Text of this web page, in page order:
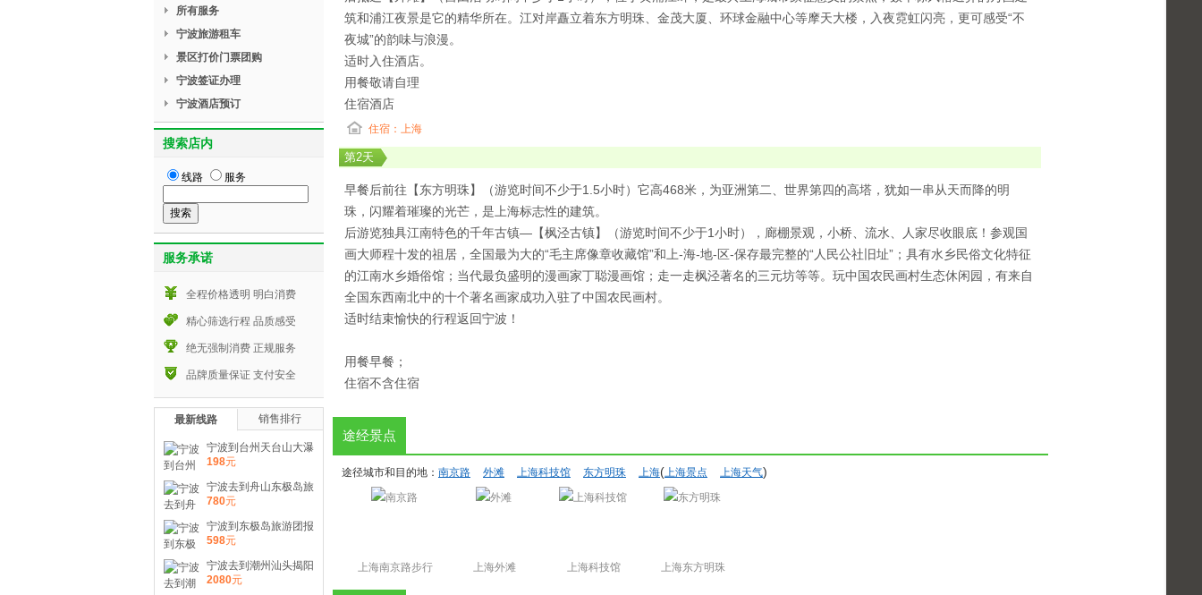
筑和浦江夜景是它的精华所在。江对岸矗立着东方明珠、金茂大厦、环球金融中心等摩天大楼，入夜霓虹闪亮，更可感受“不
夜城”的韵味与浪漫。
适时入住酒店。
用餐敬请自理
住宿酒店
住宿：上海
第2天
早餐后前往【东方明珠】（游览时间不少于1.5小时）它高468米，为亚洲第二、世界第四的高塔，犹如一串从天而降的明
珠，闪耀着璀璨的光芒，是上海标志性的建筑。
后游览独具江南特色的千年古镇—【枫泾古镇】（游览时间不少于1小时），廊棚景观，小桥、流水、人家尽收眼底！参观国
画大师程十发的祖居，全国最为大的“毛主席像章收藏馆”和上-海-地-区-保存最完整的“人民公社旧址”；具有水乡民俗文化特征
的江南水乡婚俗馆；当代最负盛明的漫画家丁聪漫画馆；走一走枫泾著名的三元坊等等。玩中国农民画村生态休闲园，有来自
全国东西南北中的十个著名画家成功入驻了中国农民画村。
适时结束愉快的行程返回宁波！
用餐早餐；
住宿不含住宿
途经景点
途径城市和目的地： 南京路 外滩 上海科技馆 东方明珠 上海(上海景点 上海天气)
上海南京路步行
上海外滩 上海科技馆 上海东方明珠
所有服务
宁波旅游租车
景区打价门票团购
宁波签证办理
宁波酒店预订
搜索店内
线路 服务
服务承诺
全程价格透明 明白消费
精心筛选行程 品质感受
绝无强制消费 正规服务
品牌质量保证 支付安全
最新线路 销售排行
宁波到台州天台山大瀑
布国清寺一日旅游特价
198元
宁波去到舟山东极岛旅
游团购报价 到东极岛
780元
宁波到东极岛旅游团报
价 到舟山东极岛2日旅
598元
宁波去到潮州汕头揭阳
潮州古城南澳岛五日旅
2080元